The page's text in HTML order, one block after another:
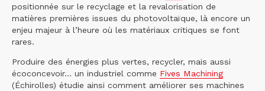
positionnée sur le recyclage et la revalorisation de
matières premières issues du photovoltaïque, là encore un
enjeu majeur à l’heure où les matériaux critiques se font
rares.
Produire des énergies plus vertes, recycler, mais aussi
écoconcevoir… un industriel comme Fives Machining
(Échirolles) étudie ainsi comment améliorer ses machines